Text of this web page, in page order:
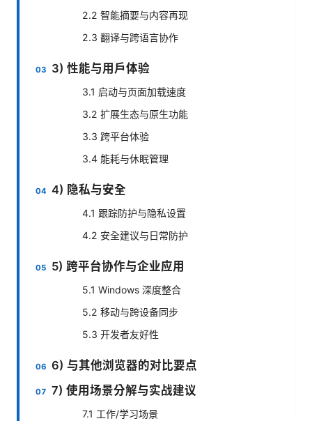
2.2 智能摘要与内容再现
2.3 翻译与跨语言协作
3) 性能与用户体验
3.1 启动与页面加载速度
3.2 扩展生态与原生功能
3.3 跨平台体验
3.4 能耗与休眠管理
4) 隐私与安全
4.1 跟踪防护与隐私设置
4.2 安全建议与日常防护
5) 跨平台协作与企业应用
5.1 Windows 深度整合
5.2 移动与跨设备同步
5.3 开发者友好性
6) 与其他浏览器的对比要点
7) 使用场景分解与实战建议
7.1 工作/学习场景